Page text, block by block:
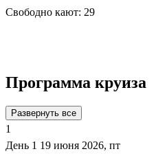
Свободно кают: 29
Программа круиза
Развернуть все
1
День 1 19 июня 2026, пт